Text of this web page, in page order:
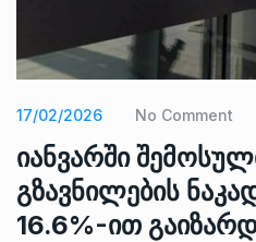
17/02/2026 No Comment
იანვარში
გზავნილების
16.6%-ით